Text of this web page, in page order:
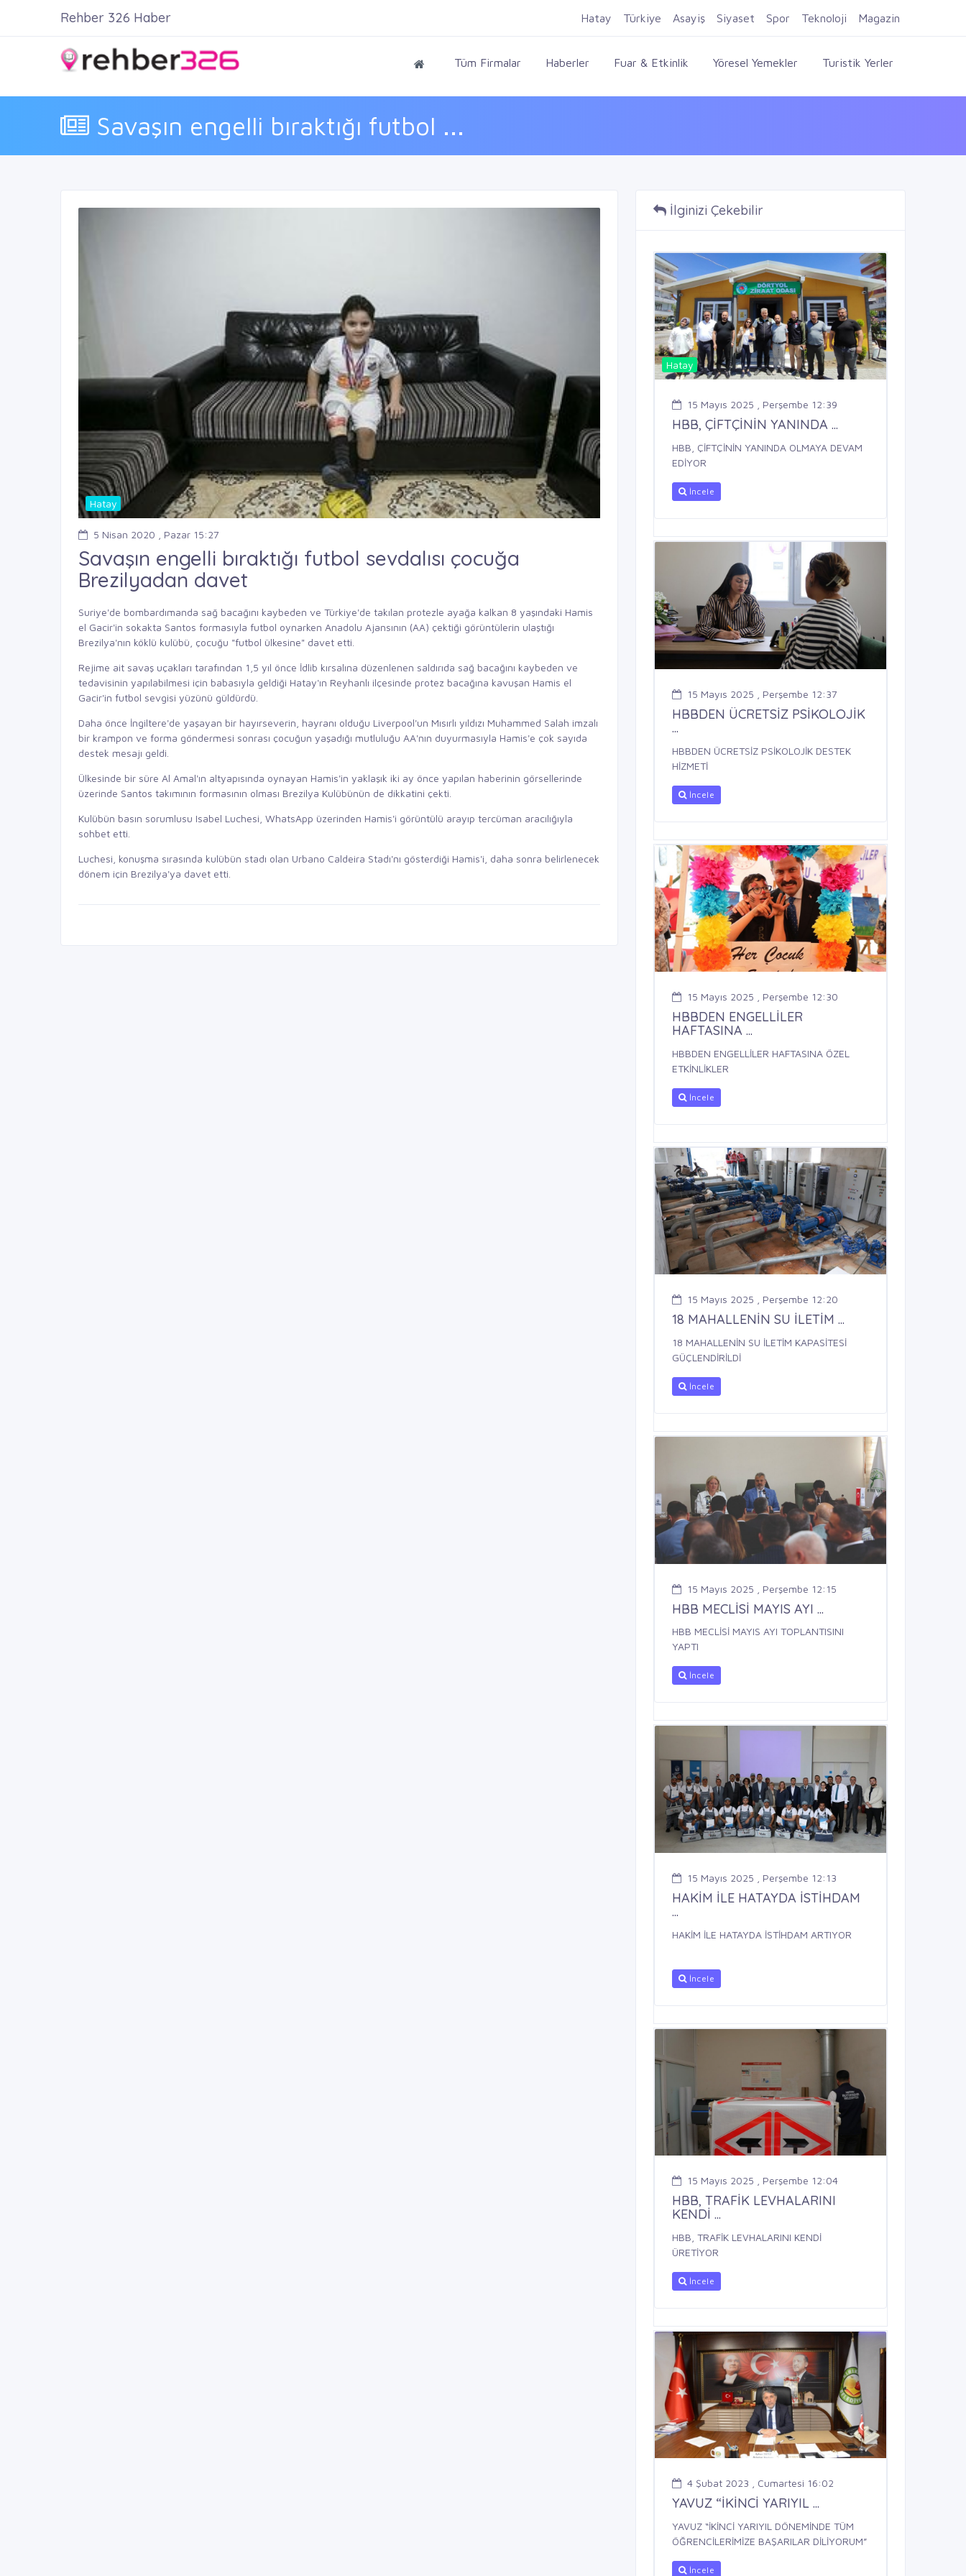
Firma Ekle Kayıt Ol Giriş Yap
Tüm Firmalar Haberler Fuar & Etkinlik Yöresel Yemekler Turistik Yerler
Savaşın engelli bıraktığı futbol ...
Rehber 326 Haber Hatay Türkiye Asayiş Siyaset Spor Teknoloji Magazin
Hatay
5 Nisan 2020 , Pazar 15:27
Savaşın engelli bıraktığı futbol sevdalısı çocuğa
Brezilyadan davet
Suriye'de bombardımanda sağ bacağını kaybeden ve Türkiye'de takılan protezle ayağa kalkan 8 yaşındaki Hamis
el Gacir'in sokakta Santos formasıyla futbol oynarken Anadolu Ajansının (AA) çektiği görüntülerin ulaştığı
Brezilya'nın köklü kulübü, çocuğu "futbol ülkesine" davet etti.
Rejime ait savaş uçakları tarafından 1,5 yıl önce İdlib kırsalına düzenlenen saldırıda sağ bacağını kaybeden ve
tedavisinin yapılabilmesi için babasıyla geldiği Hatay'ın Reyhanlı ilçesinde protez bacağına kavuşan Hamis el
Gacir'in futbol sevgisi yüzünü güldürdü.
Daha önce İngiltere'de yaşayan bir hayırseverin, hayranı olduğu Liverpool'un Mısırlı yıldızı Muhammed Salah imzalı
bir krampon ve forma göndermesi sonrası çocuğun yaşadığı mutluluğu AA'nın duyurmasıyla Hamis'e çok sayıda
destek mesajı geldi.
Ülkesinde bir süre Al Amal'ın altyapısında oynayan Hamis'in yaklaşık iki ay önce yapılan haberinin görsellerinde
üzerinde Santos takımının formasının olması Brezilya Kulübünün de dikkatini çekti.
Kulübün basın sorumlusu Isabel Luchesi, WhatsApp üzerinden Hamis'i görüntülü arayıp tercüman aracılığıyla
sohbet etti.
Luchesi, konuşma sırasında kulübün stadı olan Urbano Caldeira Stadı'nı gösterdiği Hamis'i, daha sonra belirlenecek
dönem için Brezilya'ya davet etti.
İlginizi Çekebilir
Hatay
15 Mayıs 2025 , Perşembe 12:39
HBB, ÇİFTÇİNİN YANINDA ...
HBB, ÇİFTÇİNİN YANINDA OLMAYA DEVAM
EDİYOR
İncele
15 Mayıs 2025 , Perşembe 12:37
HBBDEN ÜCRETSİZ PSİKOLOJİK
...
HBBDEN ÜCRETSİZ PSİKOLOJİK DESTEK
HİZMETİ
İncele
15 Mayıs 2025 , Perşembe 12:30
HBBDEN ENGELLİLER
HAFTASINA ...
HBBDEN ENGELLİLER HAFTASINA ÖZEL
ETKİNLİKLER
İncele
15 Mayıs 2025 , Perşembe 12:20
18 MAHALLENİN SU İLETİM ...
18 MAHALLENİN SU İLETİM KAPASİTESİ
GÜÇLENDİRİLDİ
İncele
15 Mayıs 2025 , Perşembe 12:15
HBB MECLİSİ MAYIS AYI ...
HBB MECLİSİ MAYIS AYI TOPLANTISINI
YAPTI
İncele
15 Mayıs 2025 , Perşembe 12:13
HAKİM İLE HATAYDA İSTİHDAM
...
HAKİM İLE HATAYDA İSTİHDAM ARTIYOR
İncele
15 Mayıs 2025 , Perşembe 12:04
HBB, TRAFİK LEVHALARINI
KENDİ ...
HBB, TRAFİK LEVHALARINI KENDİ
ÜRETİYOR
İncele
4 Şubat 2023 , Cumartesi 16:02
YAVUZ “İKİNCİ YARIYIL ...
YAVUZ “İKİNCİ YARIYIL DÖNEMİNDE TÜM
ÖĞRENCİLERİMİZE BAŞARILAR DİLİYORUM”
İncele